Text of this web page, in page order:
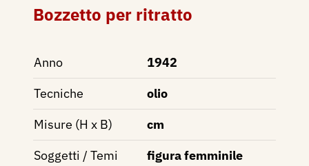
Bozzetto per ritratto
Anno
1942
Tecniche
olio
Misure (H x B)
cm
Soggetti / Temi
figura femminile